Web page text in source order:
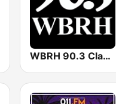
WBRH 90.3 Classic Jazz and Smooth Jazz